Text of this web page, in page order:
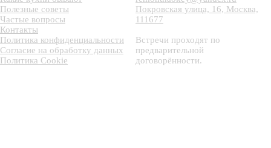
Полезные советы
Частые вопросы
Контакты
Политика конфиденциальности
Согласие на обработку данных
Политика Cookie
Покровская улица, 16, Москва,
111677
Встречи проходят по
предварительной
договорённости.